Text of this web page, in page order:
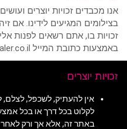
אנו מכבדים זכויות יוצרים
בצילומים המגיעים לידינו. אם
זכויות בו, אתם רשאים לפנות
באמצעות כתובת המייל taler@taler.co.il
זכויות יוצרים
אין להעתיק, לשכפל,
לקלוט בכל דרך או בכל
באתר זה, אלא אך ורק